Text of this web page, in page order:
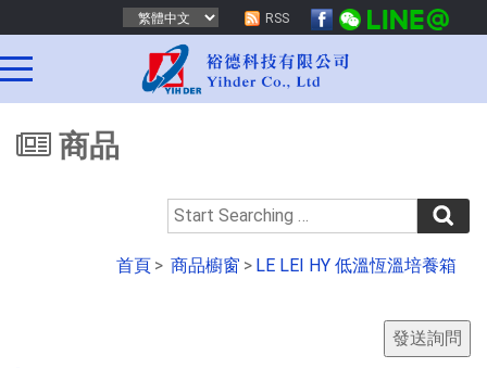
RSS
商品
首頁 > 商品櫥窗 > LE LEI HY 低溫恆溫培養箱